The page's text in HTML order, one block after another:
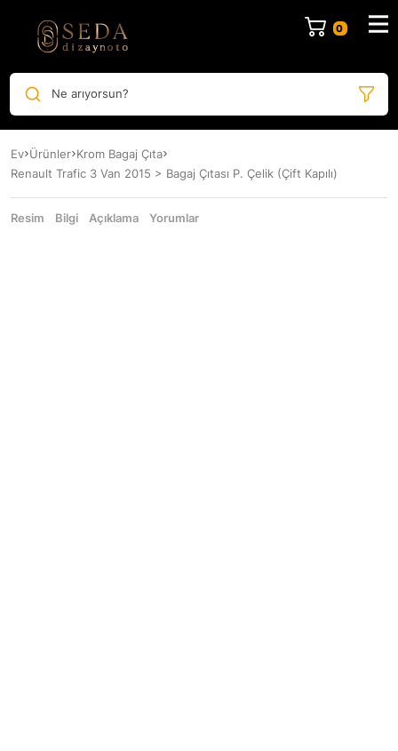
Ne arıyorsun?
Ev Ürünler Krom Bagaj Çıta
Renault Trafic 3 Van 2015 > Bagaj Çıtası P. Çelik (Çift Kapılı)
Resim Bilgi Açıklama Yorumlar